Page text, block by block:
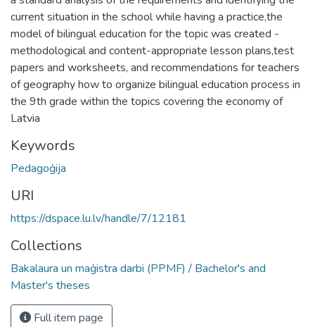
current situation in the school while having a practice,the
model of bilingual education for the topic was created -
methodological and content-appropriate lesson plans,test
papers and worksheets, and recommendations for teachers
of geography how to organize bilingual education process in
the 9th grade within the topics covering the economy of
Latvia
Keywords
Pedagoģija
URI
https://dspace.lu.lv/handle/7/12181
Collections
Bakalaura un maģistra darbi (PPMF) / Bachelor's and
Master's theses
Full item page